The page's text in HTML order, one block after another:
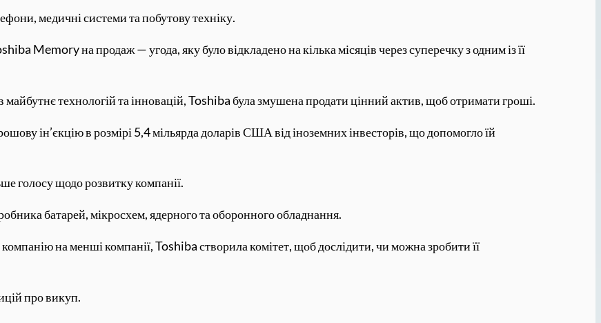
медичні системи та побутову техніку.
Memory на продаж — угода, яку було відкладено на кілька місяців через суперечку з одним із її
майбутнє технологій та інновацій, Toshiba була змушена продати цінний актив, щоб отримати гроші.
ін’єкцію в розмірі 5,4 мільярда доларів США від іноземних інвесторів, що допомогло їй
голосу щодо розвитку компанії.
батарей, мікросхем, ядерного та оборонного обладнання.
на менші компанії, Toshiba створила комітет, щоб дослідити, чи можна зробити її
про викуп.